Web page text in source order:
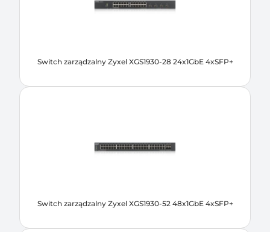
Switch zarządzalny Zyxel XGS1930-28 24x1GbE 4xSFP+
Switch zarządzalny Zyxel XGS1930-52 48x1GbE 4xSFP+